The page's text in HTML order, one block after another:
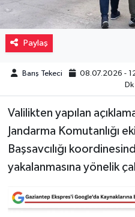
Paylaş
Barış Tekeci 08.07.2026 -
Dk
Valilikten yapılan
Jandarma Komutanlığı
Başsavcılığı
yakalanmasına yönelik
Sağlık
Sinemalar
Siyaset
Teknoloji
Türkiye
Video Haber